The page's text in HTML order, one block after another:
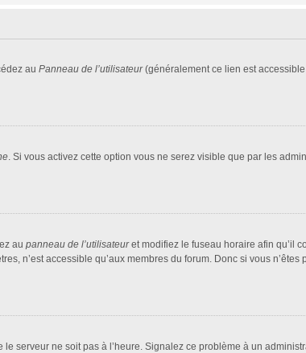
au Panneau de l’utilisateur(généralement ce lien est
. Si vous activez cette option vous ne serez visible que par les
au panneau de l’utilisateuret modifiez le fuseau horaire afin qu’il
n’est accessible qu’aux membres du forum. Donc si vous n’êtes
serveur ne soit pas à l’heure. Signalez ce problème à un